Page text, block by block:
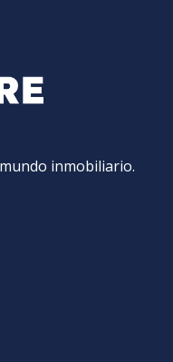
inmobiliario.